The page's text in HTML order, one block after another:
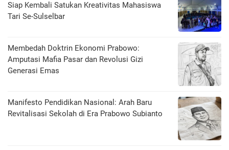
Siap Kembali Satukan Kreativitas Mahasiswa
Tari Se-Sulselbar
Membedah Doktrin Ekonomi Prabowo:
Amputasi Mafia Pasar dan Revolusi Gizi
Generasi Emas
Manifesto Pendidikan Nasional: Arah Baru
Revitalisasi Sekolah di Era Prabowo Subianto